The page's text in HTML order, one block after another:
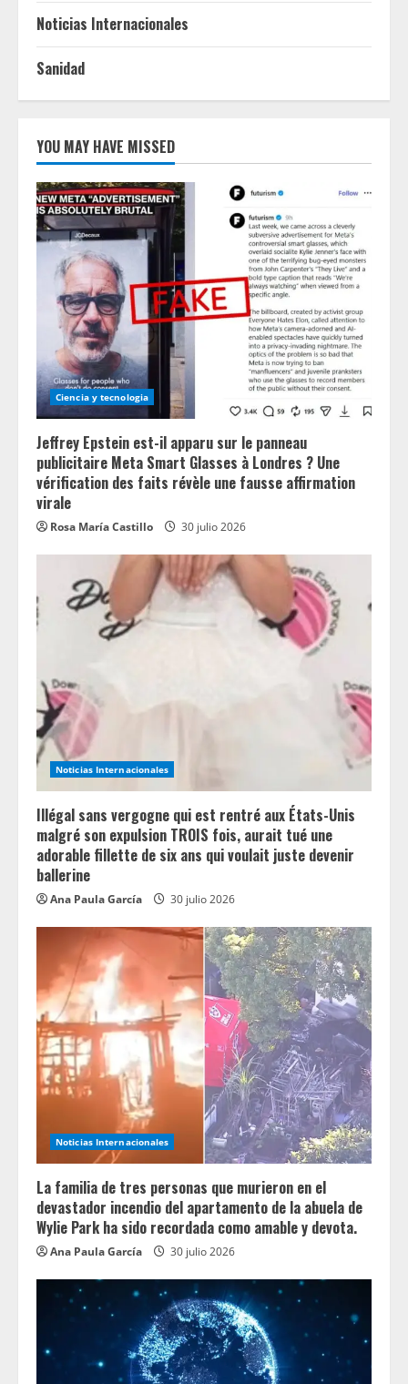
Noticias Internacionales
Sanidad
YOU MAY HAVE MISSED
Ciencia y tecnologia
Jeffrey Epstein est-il apparu sur le panneau
publicitaire Meta Smart Glasses à Londres ? Une
vérification des faits révèle une fausse affirmation
virale
Rosa María Castillo 30 julio 2026
Noticias Internacionales
Illégal sans vergogne qui est rentré aux États-Unis
malgré son expulsion TROIS fois, aurait tué une
adorable fillette de six ans qui voulait juste devenir
ballerine
Ana Paula García 30 julio 2026
Noticias Internacionales
La familia de tres personas que murieron en el
devastador incendio del apartamento de la abuela de
Wylie Park ha sido recordada como amable y devota.
Ana Paula García 30 julio 2026